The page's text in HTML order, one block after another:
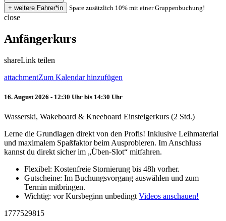
Spare zusätzlich 10% mit einer Gruppenbuchung!
close
Anfängerkurs
shareLink teilen
attachmentZum Kalendar hinzufügen
16. August 2026 - 12:30 Uhr bis 14:30 Uhr
Wasserski, Wakeboard & Kneeboard Einsteigerkurs (2 Std.)
Lerne die Grundlagen direkt von den Profis! Inklusive Leihmaterial
und maximalem Spaßfaktor beim Ausprobieren. Im Anschluss
kannst du direkt sicher im „Üben-Slot“ mitfahren.
Flexibel: Kostenfreie Stornierung bis 48h vorher.
Gutscheine: Im Buchungsvorgang auswählen und zum
Termin mitbringen.
Wichtig: vor Kursbeginn unbedingt Videos anschauen!
1777529815